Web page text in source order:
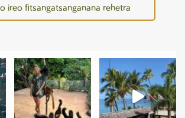
ireo fitsangatsanganana rehetra